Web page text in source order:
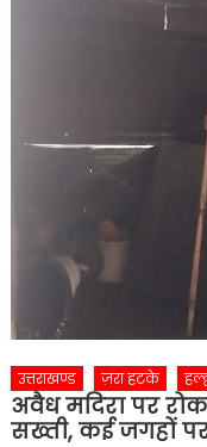
उत्तराखण्ड ज़रा हटके
अवैध मदिरा पर
सख्ती, कई जगहों